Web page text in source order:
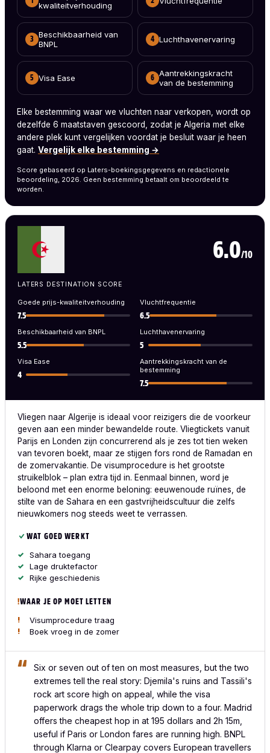
kwaliteitverhouding
3
Beschikbaarheid van
BNPL
4 Luchthavenervaring
5 Visa Ease 6
Aantrekkingskracht
van de bestemming
Elke bestemming waar we vluchten naar verkopen, wordt op
dezelfde 6 maatstaven gescoord, zodat je Algeria met elke
andere plek kunt vergelijken voordat je besluit waar je heen
gaat. Vergelijk elke bestemming →
Score gebaseerd op Laters-boekingsgegevens en redactionele
beoordeling, 2026. Geen bestemming betaalt om beoordeeld te
worden.
6.0/10
LATERS DESTINATION SCORE
Goede prijs-kwaliteitverhouding
7.5
Vluchtfrequentie
6.5
Beschikbaarheid van BNPL
5.5
Luchthavenervaring
5
Visa Ease
4
Aantrekkingskracht van de
bestemming
7.5
Vliegen naar Algerije is ideaal voor reizigers die de voorkeur
geven aan een minder bewandelde route. Vliegtickets vanuit
Parijs en Londen zijn concurrerend als je zes tot tien weken
van tevoren boekt, maar ze stijgen fors rond de Ramadan en
de zomervakantie. De visumprocedure is het grootste
struikelblok – plan extra tijd in. Eenmaal binnen, word je
beloond met een enorme beloning: eeuwenoude ruïnes, de
stilte van de Sahara en een gastvrijheidscultuur die zelfs
nieuwkomers nog steeds weet te verrassen.
WAT GOED WERKT
Sahara toegang
Lage druktefactor
Rijke geschiedenis
WAAR JE OP MOET LETTEN
Visumprocedure traag
Boek vroeg in de zomer
Six or seven out of ten on most measures, but the two
extremes tell the real story: Djemila's ruins and Tassili's
rock art score high on appeal, while the visa
paperwork drags the whole trip down to a four. Madrid
offers the cheapest hop in at 195 dollars and 2h 15m,
useful if Paris or London fares are running high. BNPL
through Klarna or Clearpay covers European travellers